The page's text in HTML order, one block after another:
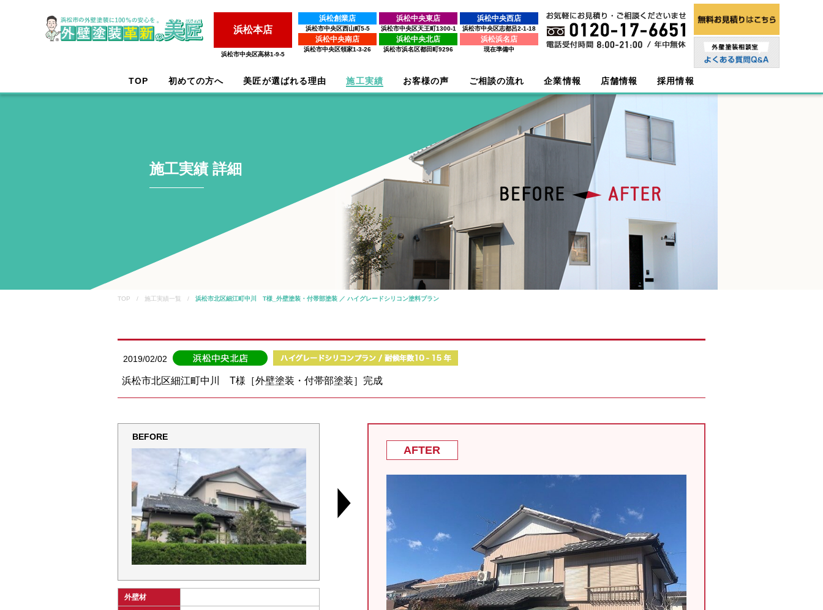
浜松本店
浜松市中央区高林1-9-5
浜松創業店
浜松市中央区西山町5-5
浜松中央東店
浜松市中央区天王町1300-1
浜松中央西店
浜松市中央区志都呂2-1-18
浜松中央南店
浜松市中央区領家1-3-26
浜松中央北店
浜松市浜名区都田町9296
浜松浜名店
現在準備中
TOP 初めての方へ 美匠が選ばれる理由 施工実績 お客様の声 ご相談の流れ 企業情報 店舗情報 採用情報
施工実績 詳細
TOP / 施工実績一覧 / 浜松市北区細江町中川 T様_外壁塗装・付帯部塗装 ／ ハイグレードシリコン塗料プラン
2019/02/02
浜松市北区細江町中川 T様［外壁塗装・付帯部塗装］完成
BEFORE
外壁材
AFTER